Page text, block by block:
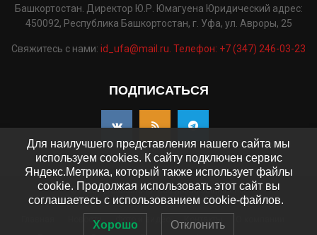
Башкортостан. Директор Ю.Р. Юмагуена Юридический адрес:
450092, Республика Башкортостан, г. Уфа, ул. Авроры, 25
Свяжитесь с нами: id_ufa@mail.ru. Телефон: +7 (347) 246-03-23
ПОДПИСАТЬСЯ
©2025 - pressaufa.ru. Все права защищены.
Новости
Для наилучшего представления нашего сайта мы
используем cookies. К сайту подключен сервис
Яндекс.Метрика, который также использует файлы
cookie. Продолжая использовать этот сайт вы
соглашаетесь с использованием cookie-файлов.
Хорошо Отклонить